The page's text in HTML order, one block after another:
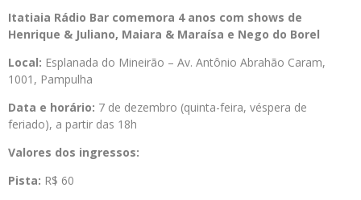
Itatiaia Rádio Bar comemora 4 anos com shows de
Henrique & Juliano, Maiara & Maraísa e Nego do Borel
Local: Esplanada do Mineirão – Av. Antônio Abrahão Caram,
1001, Pampulha
Data e horário: 7 de dezembro (quinta-feira, véspera de
feriado), a partir das 18h
Valores dos ingressos:
Pista: R$ 60